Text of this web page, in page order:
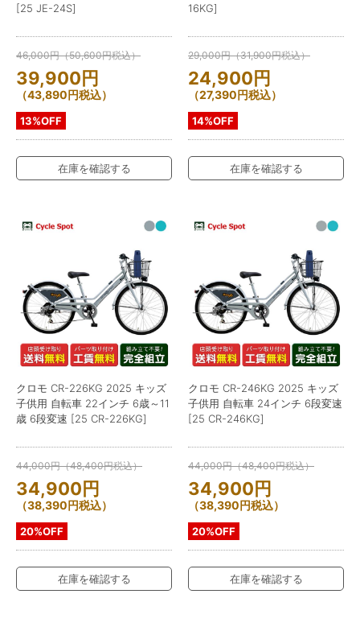
[25 JE-24S]
46,000円（50,600円税込）
39,900円
（43,890円税込）
13%OFF
在庫を確認する
16KG]
29,000円（31,900円税込）
24,900円
（27,390円税込）
14%OFF
在庫を確認する
クロモ CR-226KG 2025 キッズ
子供用 自転車 22インチ 6歳～11
歳 6段変速 [25 CR-226KG]
44,000円（48,400円税込）
34,900円
（38,390円税込）
20%OFF
在庫を確認する
クロモ CR-246KG 2025 キッズ
子供用 自転車 24インチ 6段変速
[25 CR-246KG]
44,000円（48,400円税込）
34,900円
（38,390円税込）
20%OFF
在庫を確認する